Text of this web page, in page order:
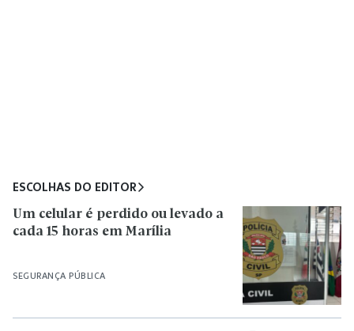
ESCOLHAS DO EDITOR
SEGURANÇA PÚBLICA
Um celular é perdido ou levado a
cada 15 horas em Marília